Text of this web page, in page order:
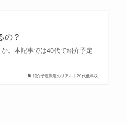
紹介予定派遣のリアル｜20代低年収…
の？
。本記事では40代で紹介予定